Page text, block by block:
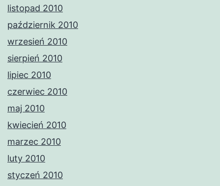
listopad 2010
październik 2010
wrzesień 2010
sierpień 2010
lipiec 2010
czerwiec 2010
maj 2010
kwiecień 2010
marzec 2010
luty 2010
styczeń 2010